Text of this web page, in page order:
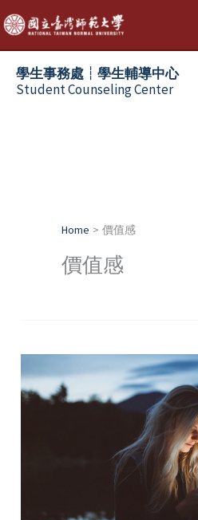
Skip
to
content
學生事務處┆學生輔導中心
Student Counseling Center
Home 價值感
價值感